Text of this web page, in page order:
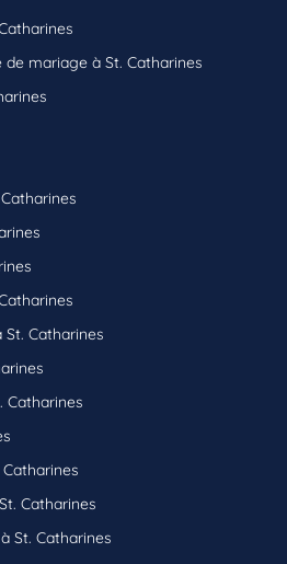
mariage à St. Catharines
Catharines
Catharines
Catharines
St. Catharines